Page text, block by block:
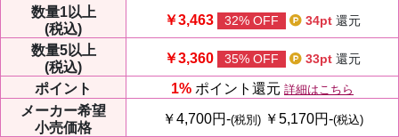
数量1以上
(税込)
￥3,463 32% OFF 34pt 還元
数量5以上
(税込)
￥3,360 35% OFF 33pt 還元
ポイント 1% ポイント還元 詳細はこちら
メーカー希望
小売価格
￥4,700円-(税別) ￥5,170円-(税込)